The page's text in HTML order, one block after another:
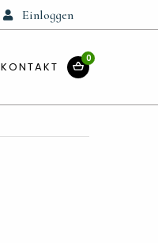
Einloggen
KONTAKT
0